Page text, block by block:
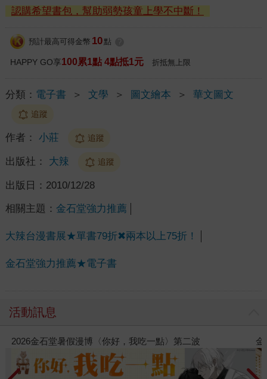
認購希望書包，幫助弱勢孩童上學不中斷！
預計最高可得金幣 10 點
HAPPY GO享100累1點 4點抵1元 折抵無上限
分類： 電子書 ＞ 文學 ＞ 圖文繪本 ＞ 華文圖文
追蹤
作者： 小莊 追蹤
出版社： 大辣 追蹤
出版日： 2010/12/28
相關主題： 金石堂強力推薦
大辣台漫書展★單書79折✖兩本以上75折！
金石堂強力推薦★電子書
活動訊息
〉第二波 金石堂2026海外優惠：電子書